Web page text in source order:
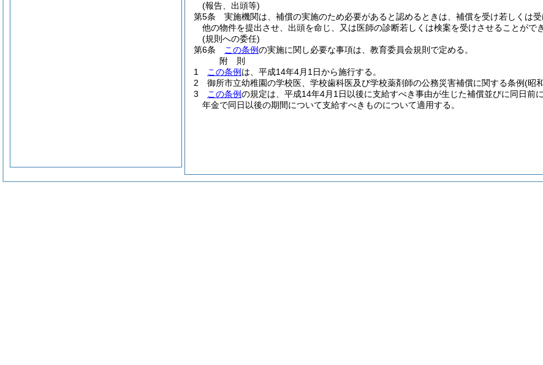
(報告、出頭等)
第5条
実施機関は、補償の実施のため必要があると認めるときは、補償を受け若しくは
他の物件を提出させ、出頭を命じ、又は医師の診断若しくは検案を受けさせることができ
(規則への委任)
第6条
この条例の実施に関し必要な事項は、教育委員会規則で定める。
附 則
1
この条例 は、平成14年4月1日から施行する。
2
御所市立幼稚園の学校医、学校歯科医及び学校薬剤師の公務災害補償に関する条例(昭
3
この条例の規定は、平成14年4月1日以後に支給すべき事由が生じた補償並びに同日
年金で同日以後の期間について支給すべきものについて適用する。